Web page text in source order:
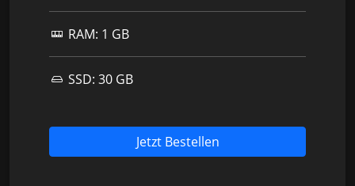
RAM: 1 GB
SSD: 30 GB
Jetzt Bestellen